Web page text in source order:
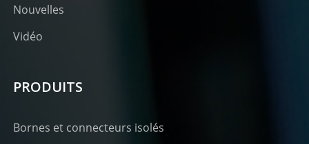
Nouvelles
Vidéo
PRODUITS
Bornes et connecteurs isolés